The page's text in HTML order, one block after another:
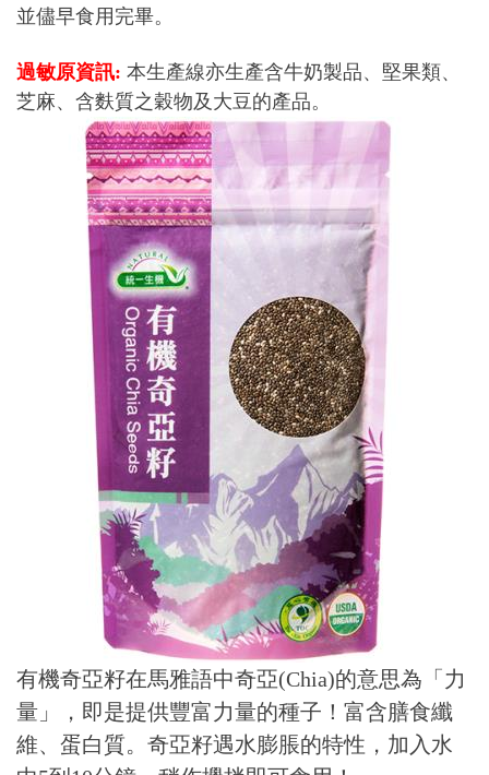
並儘早食用完畢。
過敏原資訊: 本生產線亦生產含牛奶製品、堅果類、
芝麻、含麩質之穀物及大豆的產品。
有機奇亞籽在馬雅語中奇亞(Chia)的意思為「力
量」，即是提供豐富力量的種子！富含膳食纖
維、蛋白質。奇亞籽遇水膨脹的特性，加入水